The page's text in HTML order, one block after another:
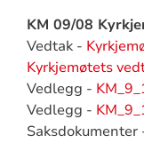
KM 09/08
Vedtak -
Kyrkjemøtets
Vedlegg -
Vedlegg -
Saksdokumenter